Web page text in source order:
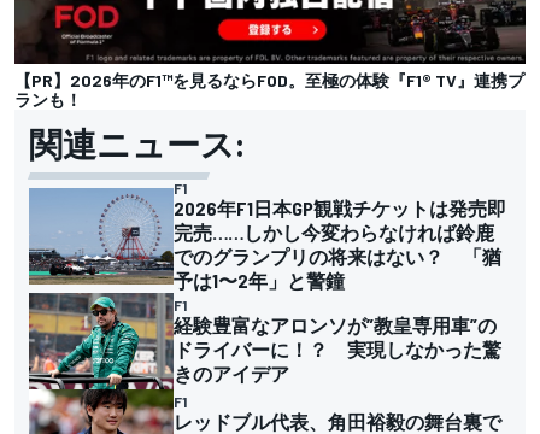
【PR】2026年のF1™︎を見るならFOD。至極の体験『F1® TV』連携プ
ランも！
関連ニュース:
F1
2026年F1日本GP観戦チケットは発売即
完売……しかし今変わらなければ鈴鹿
でのグランプリの将来はない？ 「猶
予は1〜2年」と警鐘
F1
経験豊富なアロンソが”教皇専用車”の
ドライバーに！？ 実現しなかった驚
きのアイデア
F1
レッドブル代表、角田裕毅の舞台裏で